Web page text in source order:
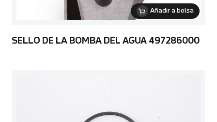
Añadir a bolsa
SELLO DE LA BOMBA DEL AGUA 497286000